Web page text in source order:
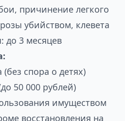
причинение легкого
убийством, клевета
до 3 месяцев
спора о детях)
50 000 рублей)
имуществом
восстановления на